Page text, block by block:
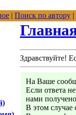
| Поиск по автору |
Здравствуйте!
На Ваше
Если ответа
нами
В этом случае